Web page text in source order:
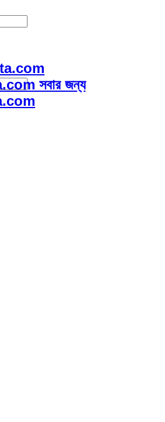
সবার জন্য